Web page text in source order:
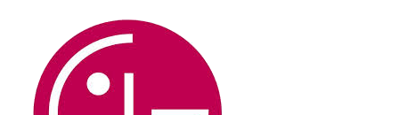
conteúdo